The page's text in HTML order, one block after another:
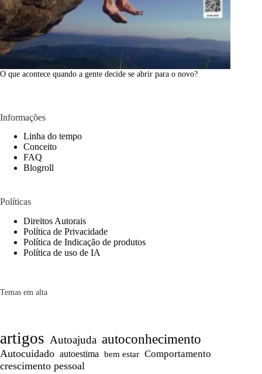
O que acontece quando a gente decide se abrir para o novo?
Informações
Linha do tempo
Conceito
FAQ
Blogroll
Políticas
Direitos Autorais
Política de Privacidade
Política de Indicação de produtos
Política de uso de IA
Temas em alta
artigos Autoajuda autoconhecimento
Autocuidado autoestima bem estar Comportamento
crescimento pessoal